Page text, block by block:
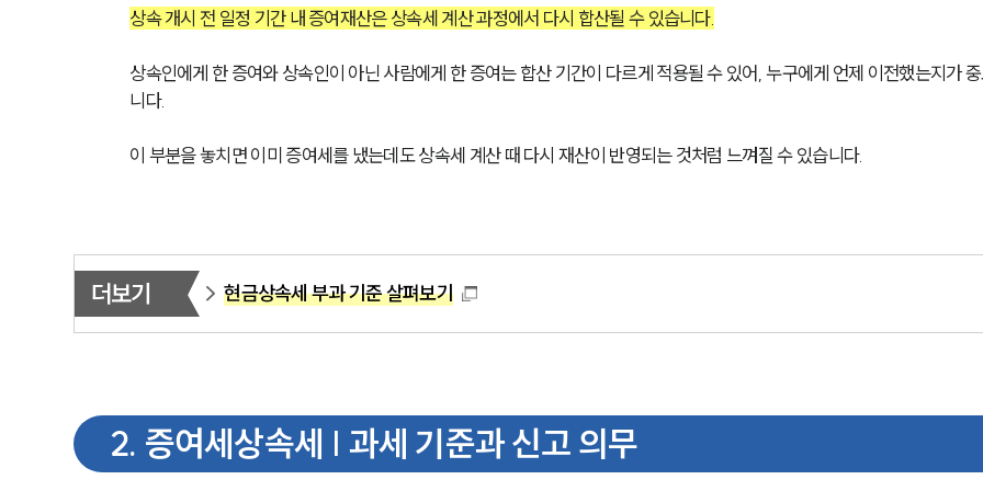
상속 개시 전 일정 기간 내 증여재산은 상속세 계산 과정에서 다시 합산될 수 있습니다.
상속인에게 한 증여와 상속인이 아닌 사람에게 한 증여는 합산 기간이 다르게 적용될 수 있어, 누구에게 언제 이전했는지가
니다.
이 부분을 놓치면 이미 증여세를 냈는데도 상속세 계산 때 다시 재산이 반영되는 것처럼 느껴질 수 있습니다.
더보기 현금상속세 부과 기준 살펴보기
2. 증여세상속세 | 과세 기준과 신고 의무